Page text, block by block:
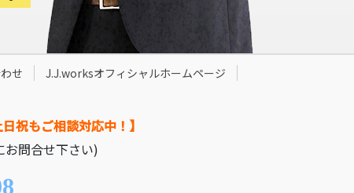
せ J.J.worksオフィシャルホームページ
日祝もご相談対応中！】
お問合せ下さい)